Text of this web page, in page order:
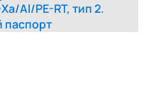
Al/PE-RT, тип 2.
паспорт